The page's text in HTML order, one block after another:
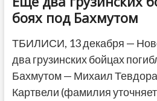
боях под Бахмутом
ТБИЛИСИ, 13 декабря —
два грузинских бойцах
Бахмутом — Михаил
Картвели (фамилия